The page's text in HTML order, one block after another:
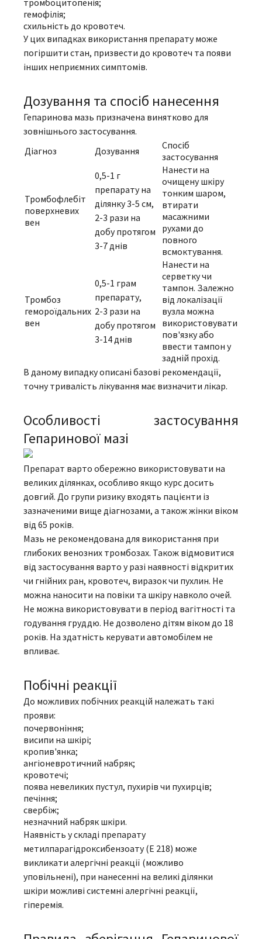
тромбоцитопенія;
гемофілія;
схильність до кровотеч.
У цих випадках використання препарату може
погіршити стан, призвести до кровотеч та появи
інших неприємних симптомів.
Дозування та спосіб нанесення
Гепаринова мазь призначена винятково для
зовнішнього застосування.
Діагноз
Дозування
Спосіб
застосування
Тромбофлебіт
поверхневих
вен
0,5-1 г
препарату на
ділянку 3-5 см,
2-3 рази на
добу протягом
3-7 днів
Нанести на
очищену шкіру
тонким шаром,
втирати
масажними
рухами до
повного
всмоктування.
Тромбоз
гемороїдальних
вен
0,5-1 грам
препарату,
2-3 рази на
добу протягом
3-14 днів
Нанести на
серветку чи
тампон. Залежно
від локалізації
вузла можна
використовувати
пов'язку або
ввести тампон у
задній прохід.
В даному випадку описані базові рекомендації,
точну тривалість лікування має визначити лікар.
Особливості застосування
Гепаринової мазі
Препарат варто обережно використовувати на
великих ділянках, особливо якщо курс досить
довгий. До групи ризику входять пацієнти із
зазначеними вище діагнозами, а також жінки віком
від 65 років.
Мазь не рекомендована для використання при
глибоких венозних тромбозах. Також відмовитися
від застосування варто у разі наявності відкритих
чи гнійних ран, кровотеч, виразок чи пухлин. Не
можна наносити на повіки та шкіру навколо очей.
Не можна використовувати в період вагітності та
годування груддю. Не дозволено дітям віком до 18
років. На здатність керувати автомобілем не
впливає.
Побічні реакції
До можливих побічних реакцій належать такі
прояви:
почервоніння;
висипи на шкірі;
кропив'янка;
ангіоневротичний набряк;
кровотечі;
поява невеликих пустул, пухирів чи пухирців;
печіння;
свербіж;
незначний набряк шкіри.
Наявність у складі препарату
метилпарагідроксибензоату (E 218) може
викликати алергічні реакції (можливо
уповільнені), при нанесенні на великі ділянки
шкіри можливі системні алергічні реакції,
гіперемія.